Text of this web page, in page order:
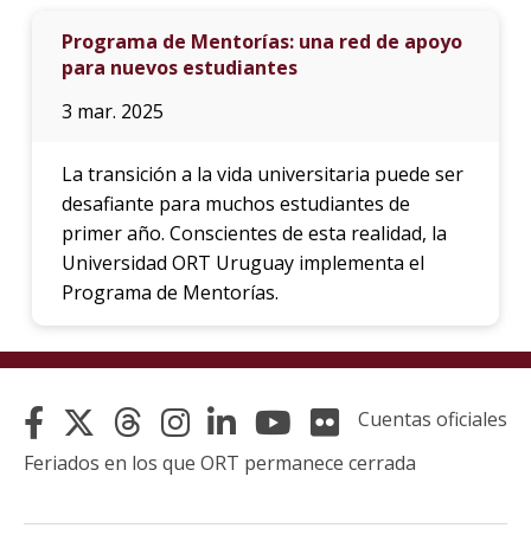
Programa de Mentorías: una red de apoyo
para nuevos estudiantes
3 mar. 2025
La transición a la vida universitaria puede ser
desafiante para muchos estudiantes de
primer año. Conscientes de esta realidad, la
Universidad ORT Uruguay implementa el
Programa de Mentorías.
Cuentas oficiales
Feriados en los que ORT permanece cerrada